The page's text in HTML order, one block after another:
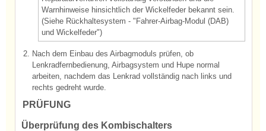
Warnhinweise hinsichtlich der Wickelfeder bekannt sein.
(Siehe Rückhaltesystem - "Fahrer-Airbag-Modul (DAB)
und Wickelfeder")
2. Nach dem Einbau des Airbagmoduls prüfen, ob
Lenkradfernbedienung, Airbagsystem und Hupe normal
arbeiten, nachdem das Lenkrad vollständig nach links und
rechts gedreht wurde.
PRÜFUNG
Überprüfung des Kombischalters